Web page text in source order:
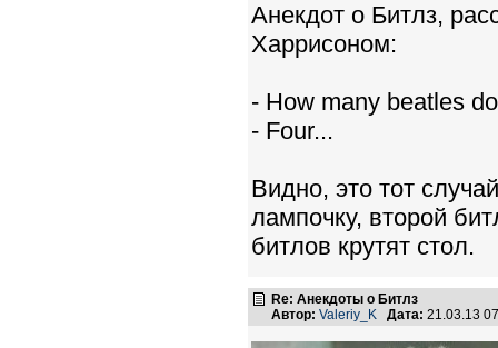
Анекдот о Битлз,
Харрисоном:
- How many beatles
- Four...
Видно, это тот
лампочку, второй
битлов крутят стол.
Re: Анекдоты о Битлз
Автор: Valeriy_K Дата: 21.03.13